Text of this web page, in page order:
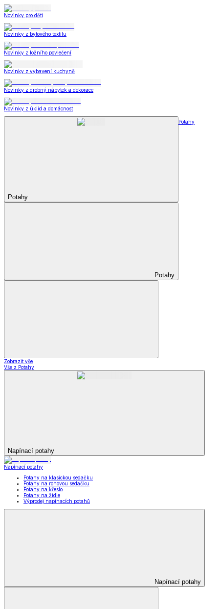
Novinky pro děti
Novinky z bytového textilu
Novinky z ložního povlečení
Novinky z vybavení kuchyně
Novinky z drobný nábytek a dekorace
Novinky z úklid a domácnost
Potahy
Potahy
Potahy
Zobrazit vše
Vše z Potahy
Napínací potahy
Napínací potahy
Potahy na klasickou sedačku
Potahy na rohovou sedačku
Potahy na křeslo
Potahy na židle
Výprodej napínacích potahů
Napínací potahy